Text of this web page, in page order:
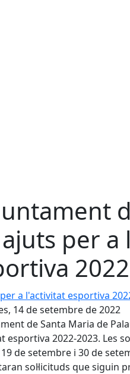
per a
a l'activitat esportiva 2022-
14 de setembre de 2022
de Santa Maria de
esportiva 2022-2023. Les
de setembre i 30 de
sol·licituds que siguin